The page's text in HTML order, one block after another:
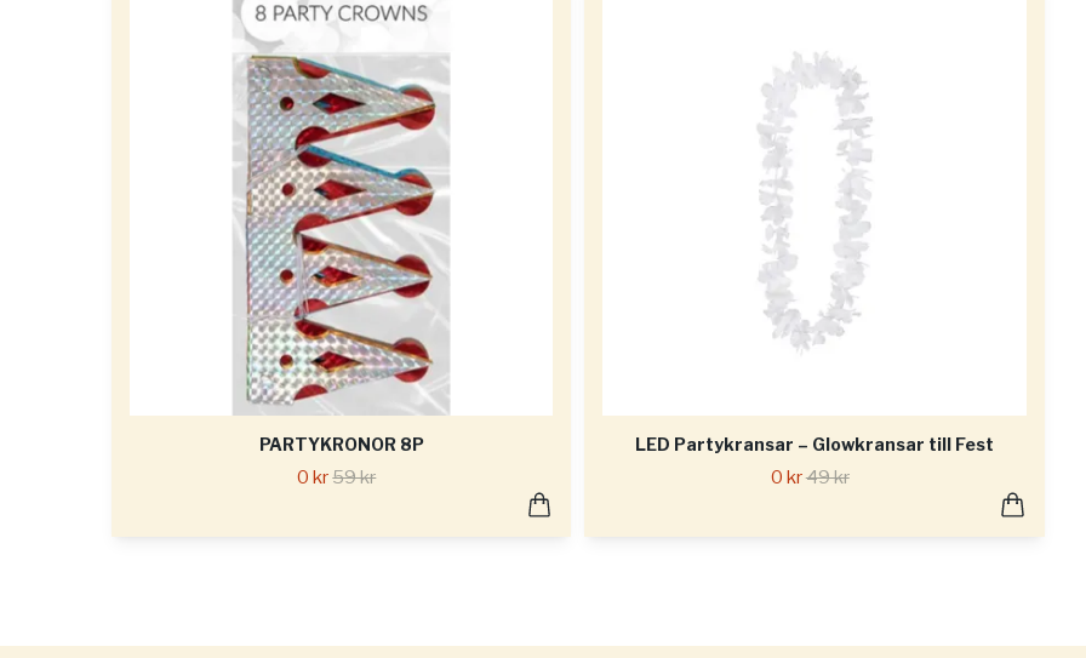
PARTYKRONOR 8P
0 kr59 kr
LED Partykransar – Glowkransar till Fest
0 kr49 kr